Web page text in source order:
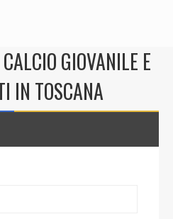
GIOVANILE E
IN TOSCANA